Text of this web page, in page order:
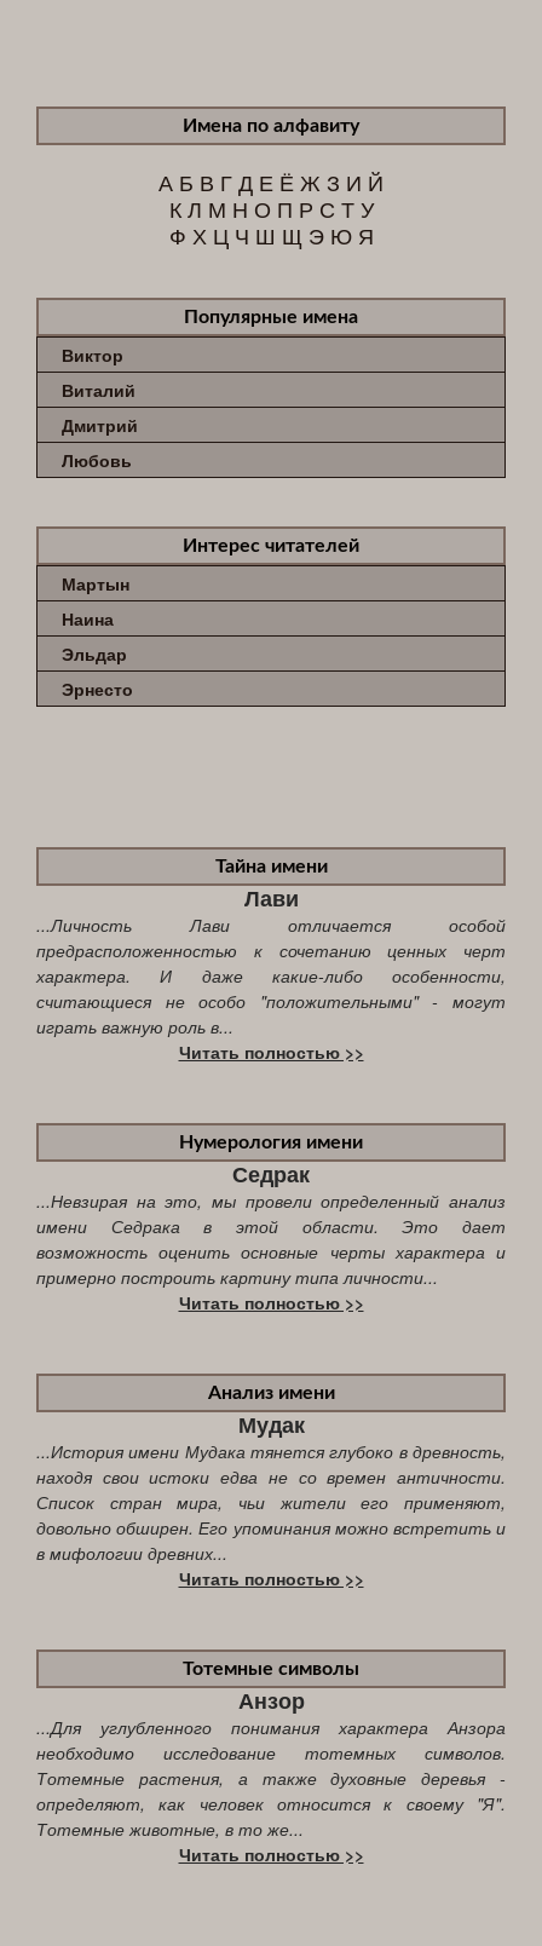
Имена по алфавиту
А Б В ГД Е Ё Ж З И Й
К Л М Н О П Р С Т У
Ф Х Ц Ч Ш Щ Э Ю Я
Популярные имена
Виктор
Виталий
Дмитрий
Любовь
Интерес читателей
Мартын
Наина
Эльдар
Эрнесто
Тайна имени
Лави
...Личность Лави отличается особой
предрасположенностью к сочетанию ценных черт
характера. И даже какие-либо особенности,
считающиеся не особо "положительными" - могут
играть важную роль в...
Читать полностью >>
Нумерология имени
Седрак
...Невзирая на это, мы провели определенный анализ
имени Седрака в этой области. Это дает
возможность оценить основные черты характера и
примерно построить картину типа личности...
Читать полностью >>
Анализ имени
Мудак
...История имени Мудака тянется глубоко в древность,
находя свои истоки едва не со времен античности.
Список стран мира, чьи жители его применяют,
довольно обширен. Его упоминания можно встретить и
в мифологии древних...
Читать полностью >>
Тотемные символы
Анзор
...Для углубленного понимания характера Анзора
необходимо исследование тотемных символов.
Тотемные растения, а также духовные деревья -
определяют, как человек относится к своему "Я".
Тотемные животные, в то же...
Читать полностью >>